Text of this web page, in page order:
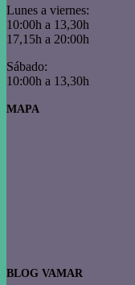
Lunes a viernes:
10:00h a 13,30h
17,15h a 20:00h
Sábado:
10:00h a 13,30h
MAPA
BLOG VAMAR